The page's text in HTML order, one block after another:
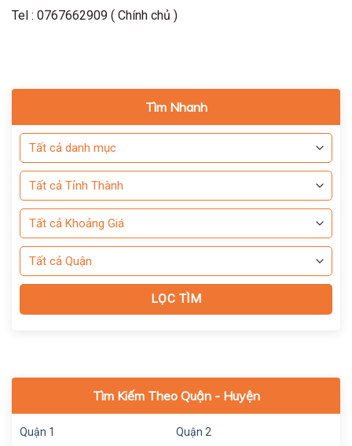
Tel : 0767662909 ( Chính chủ )
Tìm Nhanh
Tìm Kiếm Theo Quận - Huyện
Quận 1
Quận 2